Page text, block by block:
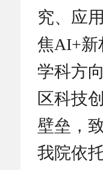
究、应
焦AI+新
学科方
区科技
壁垒，
我院依